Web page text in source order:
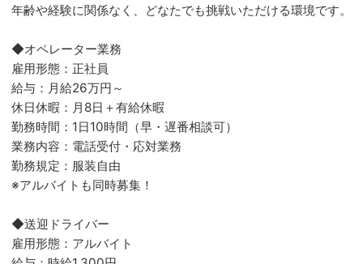
年齢や経験に関係なく、どなたでも挑戦いただける環境です。
◆オペレーター業務
雇用形態：正社員
給与：月給26万円～
休日休暇：月8日＋有給休暇
勤務時間：1日10時間（早・遅番相談可）
業務内容：電話受付・応対業務
勤務規定：服装自由
※アルバイトも同時募集！
◆送迎ドライバー
雇用形態：アルバイト